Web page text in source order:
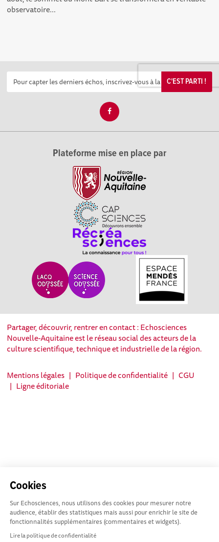
Cookies
Sur Echosciences, nous utilisons des cookies pour mesurer notre
audience, établir des statistiques mais aussi pour enrichir le site de
fonctionnalités supplémentaires (commentaires et widgets).
Lire la politique de confidentialité
observatoire...
C'EST PARTI !
Plateforme mise en place par
Partager, découvrir, rentrer en contact : Echosciences
Nouvelle-Aquitaine est le réseau social des acteurs de la
culture scientifique, technique et industrielle de la région.
Mentions légales | Politique de confidentialité | CGU
| Ligne éditoriale